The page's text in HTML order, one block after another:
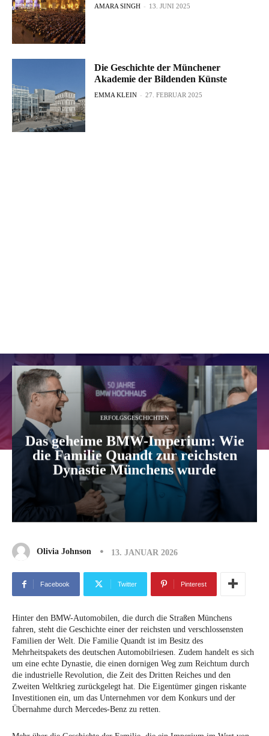
AMARA SINGH - 13. JUNI 2025
Die Geschichte der Münchener
Akademie der Bildenden Künste
EMMA KLEIN - 27. FEBRUAR 2025